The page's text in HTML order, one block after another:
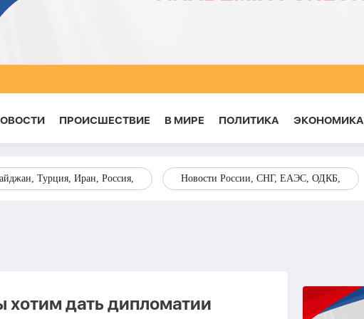
ПРОИСШЕСТВИЕ В МИРЕ ПОЛИТИКА ЭКОНОМИКА
Турция, Иран, Россия, Новости России, СНГ, ЕАЭС, ОДКБ,
дать дипломатии